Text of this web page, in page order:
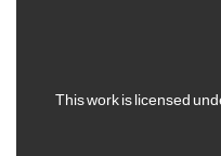
This work is licensed